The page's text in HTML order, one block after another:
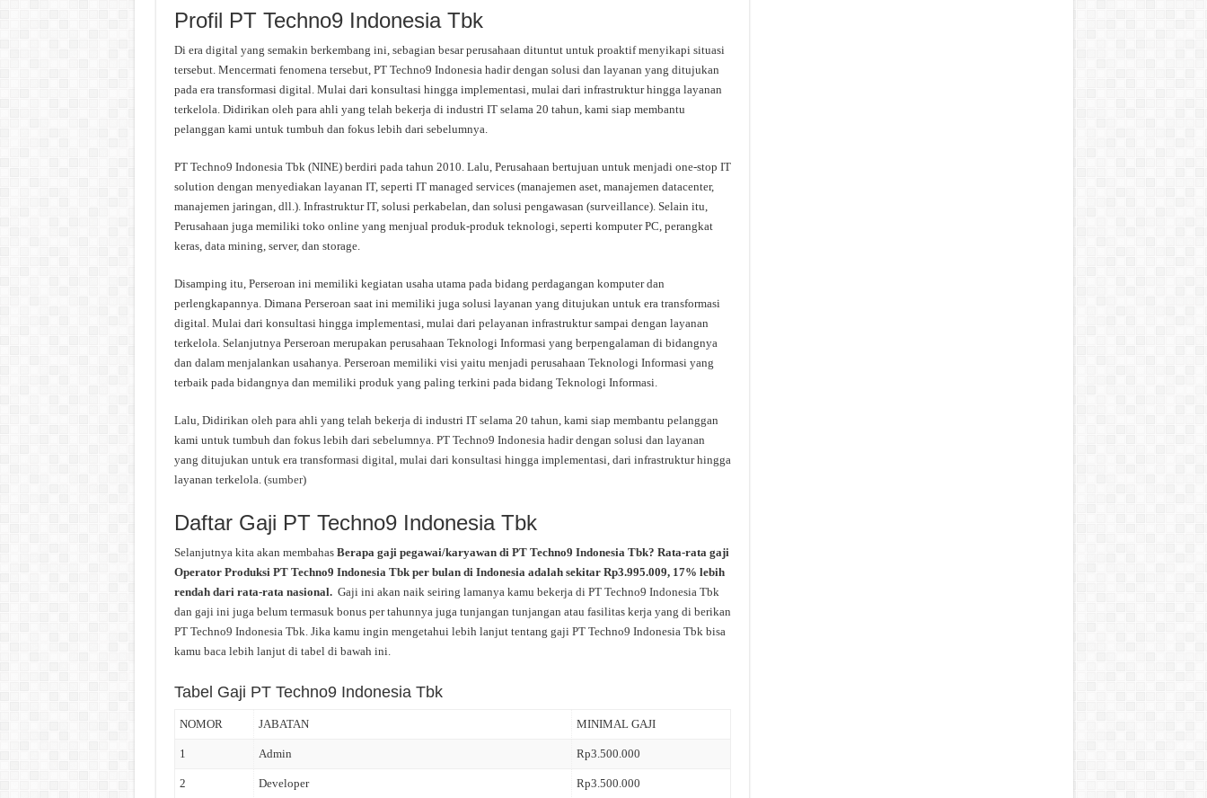
Profil PT Techno9 Indonesia Tbk
Di era digital yang semakin berkembang ini, sebagian besar perusahaan dituntut untuk proaktif menyikapi situasi
tersebut. Mencermati fenomena tersebut, PT Techno9 Indonesia hadir dengan solusi dan layanan yang ditujukan
pada era transformasi digital. Mulai dari konsultasi hingga implementasi, mulai dari infrastruktur hingga layanan
terkelola. Didirikan oleh para ahli yang telah bekerja di industri IT selama 20 tahun, kami siap membantu
pelanggan kami untuk tumbuh dan fokus lebih dari sebelumnya.
PT Techno9 Indonesia Tbk (NINE) berdiri pada tahun 2010. Lalu, Perusahaan bertujuan untuk menjadi one-stop IT
solution dengan menyediakan layanan IT, seperti IT managed services (manajemen aset, manajemen datacenter,
manajemen jaringan, dll.). Infrastruktur IT, solusi perkabelan, dan solusi pengawasan (surveillance). Selain itu,
Perusahaan juga memiliki toko online yang menjual produk-produk teknologi, seperti komputer PC, perangkat
keras, data mining, server, dan storage.
Disamping itu, Perseroan ini memiliki kegiatan usaha utama pada bidang perdagangan komputer dan
perlengkapannya. Dimana Perseroan saat ini memiliki juga solusi layanan yang ditujukan untuk era transformasi
digital. Mulai dari konsultasi hingga implementasi, mulai dari pelayanan infrastruktur sampai dengan layanan
terkelola. Selanjutnya Perseroan merupakan perusahaan Teknologi Informasi yang berpengalaman di bidangnya
dan dalam menjalankan usahanya. Perseroan memiliki visi yaitu menjadi perusahaan Teknologi Informasi yang
terbaik pada bidangnya dan memiliki produk yang paling terkini pada bidang Teknologi Informasi.
Lalu, Didirikan oleh para ahli yang telah bekerja di industri IT selama 20 tahun, kami siap membantu pelanggan
kami untuk tumbuh dan fokus lebih dari sebelumnya. PT Techno9 Indonesia hadir dengan solusi dan layanan
yang ditujukan untuk era transformasi digital, mulai dari konsultasi hingga implementasi, dari infrastruktur hingga
layanan terkelola. (sumber)
Daftar Gaji PT Techno9 Indonesia Tbk
Selanjutnya kita akan membahas Berapa gaji pegawai/karyawan di PT Techno9 Indonesia Tbk? Rata-rata gaji
Operator Produksi PT Techno9 Indonesia Tbk per bulan di Indonesia adalah sekitar Rp3.995.009, 17% lebih
rendah dari rata-rata nasional.Gaji ini akan naik seiring lamanya kamu bekerja di PT Techno9 Indonesia Tbk
dan gaji ini juga belum termasuk bonus per tahunnya juga tunjangan tunjangan atau fasilitas kerja yang di berikan
PT Techno9 Indonesia Tbk. Jika kamu ingin mengetahui lebih lanjut tentang gaji PT Techno9 Indonesia Tbk bisa
kamu baca lebih lanjut di tabel di bawah ini.
Tabel Gaji PT Techno9 Indonesia Tbk
NOMOR JABATAN MINIMAL GAJI
1 Admin Rp3.500.000
2 Developer Rp3.500.000